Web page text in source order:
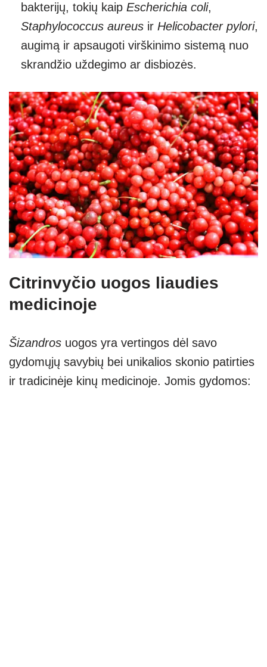
bakterijų, tokių kaip Escherichia coli,
Staphylococcus aureus ir Helicobacter pylori,
augimą ir apsaugoti virškinimo sistemą nuo
skrandžio uždegimo ar disbiozės.
Citrinvyčio uogos liaudies
medicinoje
Šizandros uogos yra vertingos dėl savo
gydomųjų savybių bei unikalios skonio patirties
ir tradicinėje kinų medicinoje. Jomis gydomos: